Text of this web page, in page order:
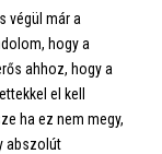
végül már a
hogy a
ahhoz, hogy a
el kell
ha ez nem megy,
abszolút